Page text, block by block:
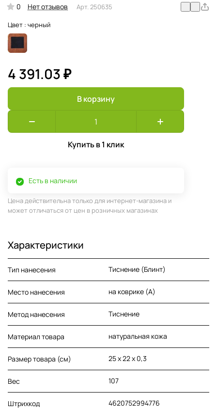
0 Нет отзывов Арт. 250635
Цвет : черный
4 391.03 ₽
В корзину
Купить в 1 клик
Есть в наличии
Цена действительна только для интернет-магазина и
может отличаться от цен в розничных магазинах
Характеристики
Тип нанесения Тиснение (Блинт)
Место нанесения на коврике (A)
Метод нанесения Тиснение
Материал товара натуральная кожа
Размер товара (см) 25 х 22 х 0,3
Вес 107
Штрихкод 4620752994776